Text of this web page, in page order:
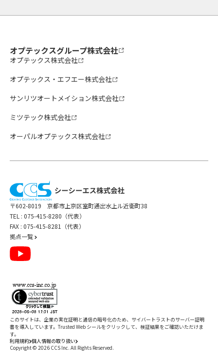
オプテックスグループ株式会社
オプテックス株式会社
オプテックス・エフエー株式会社
サンリツオートメイション株式会社
ミツテック株式会社
オーパルオプテックス株式会社
〒602-8019 京都市上京区室町通出水上ル近衛町38
TEL : 075-415-8280（代表）
FAX : 075-415-8281（代表）
拠点一覧
利用規約 個人情報の取り扱い
Copyright © 2026 CCS Inc. All Rights Reserved.
このサイトは、企業の実在証明と通信の暗号化のため、サイバートラストのサーバー証明
書を導入しています。Trusted Web シールをクリックして、検証結果をご確認いただけま
す。